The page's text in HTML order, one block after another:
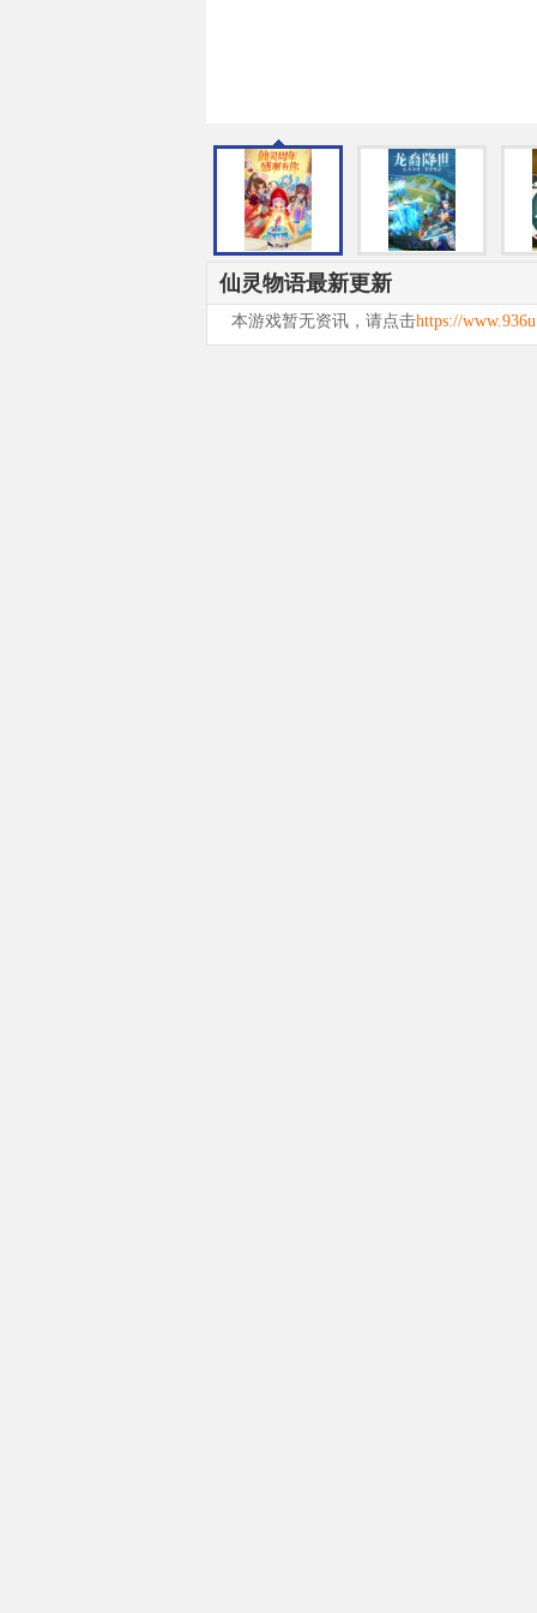
仙灵物语最新更新
本游戏暂无资讯，请点击https://